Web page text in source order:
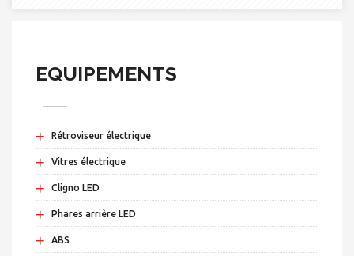
EQUIPEMENTS
+ Rétroviseur électrique
+ Vitres électrique
+ Cligno LED
+ Phares arrière LED
+ ABS